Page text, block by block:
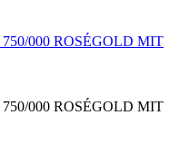
750/000 ROSÉGOLD MIT
750/000 ROSÉGOLD MIT